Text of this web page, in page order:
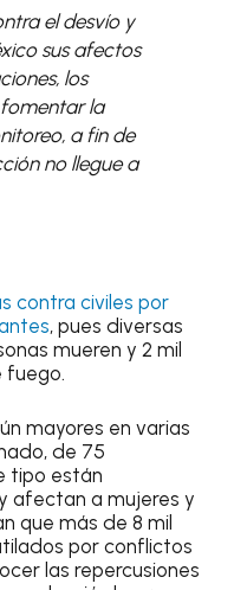
el desvío y
sus afectos
los
la
a fin de
no llegue a
contra civiles por
, pues diversas
mueren y 2 mil
fuego.
mayores en varias
de 75
tipo están
afectan a mujeres y
que más de 8 mil
por conflictos
las repercusiones